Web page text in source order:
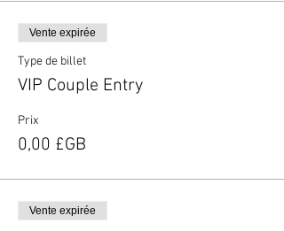
Vente expirée
Type de billet
VIP Couple Entry
Prix
0,00 £GB
Vente expirée